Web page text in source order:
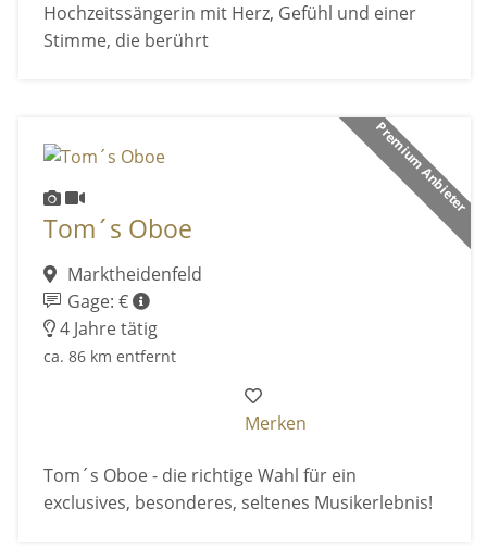
Hochzeitssängerin mit Herz, Gefühl und einer
Stimme, die berührt
Premium Anbieter
Tom´s Oboe
Marktheidenfeld
Gage: €
4 Jahre tätig
ca. 86 km entfernt
Merken
Tom´s Oboe - die richtige Wahl für ein
exclusives, besonderes, seltenes Musikerlebnis!